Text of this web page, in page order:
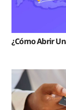
¿Cómo Abrir